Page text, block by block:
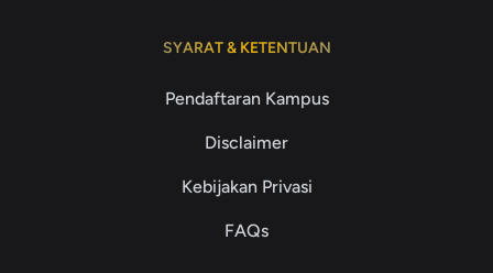
SYARAT & KETENTUAN
Pendaftaran Kampus
Disclaimer
Kebijakan Privasi
FAQs